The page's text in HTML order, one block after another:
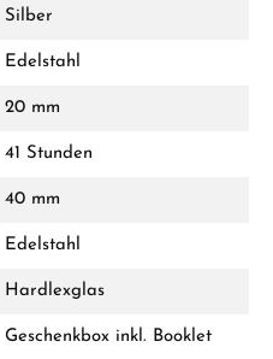
Reiners
- Sam: 10:00 - 14:00
erhalten Sie ein
Silber
Edelstahl
20 mm
41 Stunden
40 mm
Edelstahl
Hardlexglas
Geschenkbox inkl. Booklet